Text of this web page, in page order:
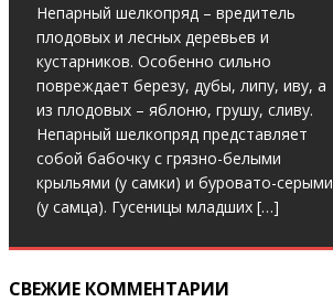
Непарный шелкопряд – вредитель
плодовых и лесных деревьев и
кустарников. Особенно сильно
повреждает березу, дубы, липу, иву, а
из плодовых – яблоню, грушу, сливу.
Непарный шелкопряд представляет
собой бабочку с грязно-белыми
крыльями (у самки) и буровато-серыми
(у самца). Гусеницы младших […]
СВЕЖИЕ КОММЕНТАРИИ